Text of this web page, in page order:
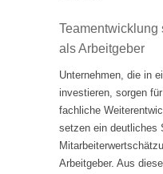
Teamentwicklung
als Arbeitgeber
Unternehmen, die in
investieren, sorgen
fachliche
setzen ein deutliches
Arbeitgeber. Aus